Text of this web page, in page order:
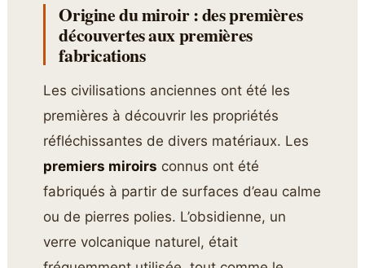
Origine du miroir : des premières
découvertes aux premières
fabrications
Les civilisations anciennes ont été les
premières à découvrir les propriétés
réfléchissantes de divers matériaux. Les
premiers miroirs connus ont été
fabriqués à partir de surfaces d’eau calme
ou de pierres polies. L’obsidienne, un
verre volcanique naturel, était